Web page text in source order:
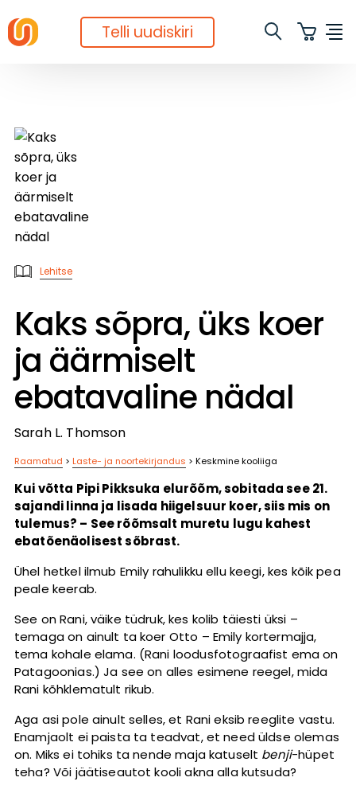
Telli uudiskiri
Lehitse
Kaks sõpra, üks koer
ja äärmiselt
ebatavaline nädal
Sarah L. Thomson
Raamatud > Laste- ja noortekirjandus > Keskmine kooliiga
Kui võtta Pipi Pikksuka elurõõm, sobitada see 21.
sajandi linna ja lisada hiigelsuur koer, siis mis on
tulemus? – See rõõmsalt muretu lugu kahest
ebatõenäolisest sõbrast.
Ühel hetkel ilmub Emily rahulikku ellu keegi, kes kõik pea
peale keerab.
See on Rani, väike tüdruk, kes kolib täiesti üksi –
temaga on ainult ta koer Otto – Emily kortermajja,
tema kohale elama. (Rani loodusfotograafist ema on
Patagoonias.) Ja see on alles esimene reegel, mida
Rani kõhklematult rikub.
Aga asi pole ainult selles, et Rani eksib reeglite vastu.
Enamjaolt ei paista ta teadvat, et need üldse olemas
on. Miks ei tohiks ta nende maja katuselt benji-hüpet
teha? Või jäätiseautot kooli akna alla kutsuda?